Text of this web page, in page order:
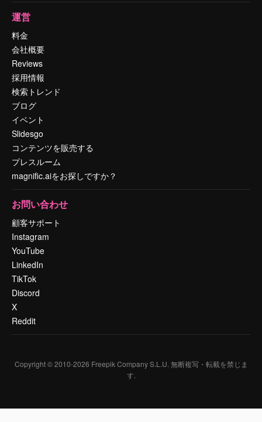
運営
料金
会社概要
Reviews
採用情報
検索トレンド
ブログ
イベント
Slidesgo
コンテンツを販売する
プレスルーム
magnific.aiをお探しですか？
お問い合わせ
顧客サポート
Instagram
YouTube
LinkedIn
TikTok
Discord
X
Reddit
Copyright © 2010-2026 Freepik Company S.L.U. 無断複写・転載を禁じま
す.